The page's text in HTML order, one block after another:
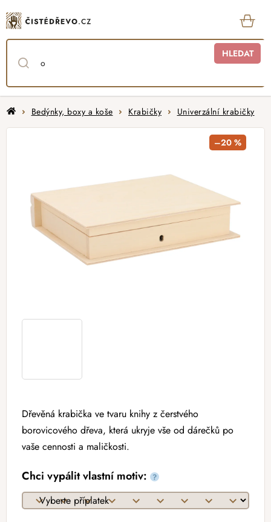
na
obsah
HLEDAT
DomůBedýnky, boxy a koše Krabičky Univerzální krabičky
Dřevěná krabička ve tvaru knihy z čerstvého
borovicového dřeva, která ukryje vše od dárečků po
vaše cennosti a maličkosti.
Chci vypálit vlastní motiv: ?
–20 %